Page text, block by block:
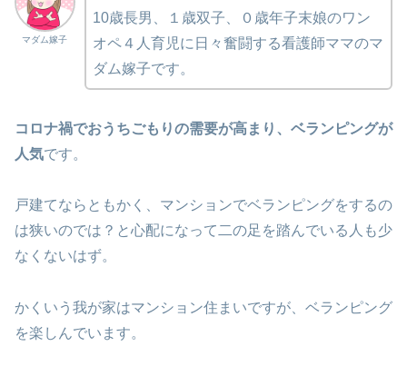
マダム嫁子
10歳長男、１歳双子、０歳年子末娘のワン
オペ４人育児に日々奮闘する看護師ママのマ
ダム嫁子です。
コロナ禍でおうちごもりの需要が高まり、ベランピングが
人気です。
戸建てならともかく、マンションでベランピングをするの
は狭いのでは？と心配になって二の足を踏んでいる人も少
なくないはず。
かくいう我が家はマンション住まいですが、ベランピング
を楽しんでいます。